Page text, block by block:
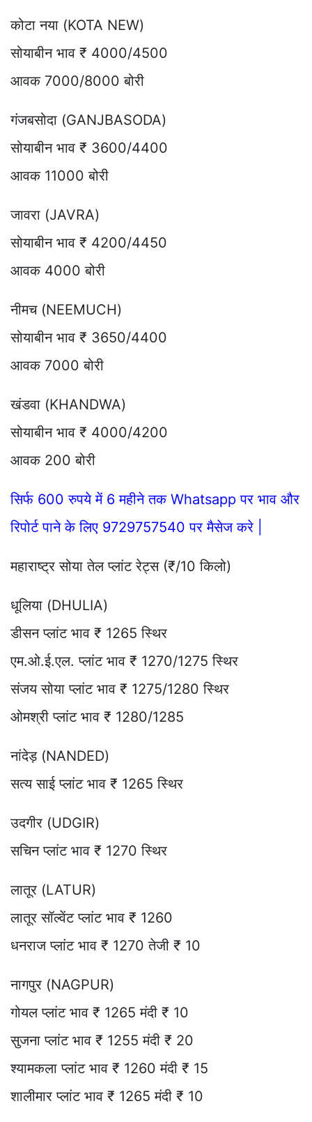
कोटा नया (KOTA NEW)
सोयाबीन भाव ₹ 4000/4500
आवक 7000/8000 बोरी
गंजबसोदा (GANJBASODA)
सोयाबीन भाव ₹ 3600/4400
आवक 11000 बोरी
जावरा (JAVRA)
सोयाबीन भाव ₹ 4200/4450
आवक 4000 बोरी
नीमच (NEEMUCH)
सोयाबीन भाव ₹ 3650/4400
आवक 7000 बोरी
खंडवा (KHANDWA)
सोयाबीन भाव ₹ 4000/4200
आवक 200 बोरी
सिर्फ 600 रुपये में 6 महीने तक Whatsapp पर भाव और
रिपोर्ट पाने के लिए 9729757540 पर मैसेज करे |
महाराष्ट्र सोया तेल प्लांट रेट्स (₹/10 किलो)
धूलिया (DHULIA)
डीसन प्लांट भाव ₹ 1265 स्थिर
एम.ओ.ई.एल. प्लांट भाव ₹ 1270/1275 स्थिर
संजय सोया प्लांट भाव ₹ 1275/1280 स्थिर
ओमश्री प्लांट भाव ₹ 1280/1285
नांदेड़ (NANDED)
सत्य साई प्लांट भाव ₹ 1265 स्थिर
उदगीर (UDGIR)
सचिन प्लांट भाव ₹ 1270 स्थिर
लातूर (LATUR)
लातूर सॉल्वेंट प्लांट भाव ₹ 1260
धनराज प्लांट भाव ₹ 1270 तेजी ₹ 10
नागपुर (NAGPUR)
गोयल प्लांट भाव ₹ 1265 मंदी ₹ 10
सुजना प्लांट भाव ₹ 1255 मंदी ₹ 20
श्यामकला प्लांट भाव ₹ 1260 मंदी ₹ 15
शालीमार प्लांट भाव ₹ 1265 मंदी ₹ 10